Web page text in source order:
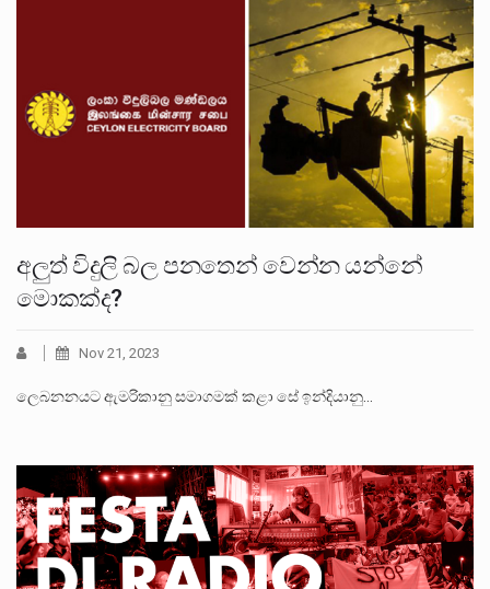
අලුත් විදුලි බල පනතෙන් වෙන්න යන්නේ
මොකක්ද?
Nov 21, 2023
ලෙබනනයට ඇමරිකානු සමාගමක් කළා සේ ඉන්දියානු…